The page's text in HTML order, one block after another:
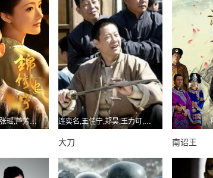
张晚意,任敏,此沙,张瑶,芦芳生,赵子琪,戴娇倩 连奕名,王佳宁,郑昊,王力可,刘威
大刀 南诏王